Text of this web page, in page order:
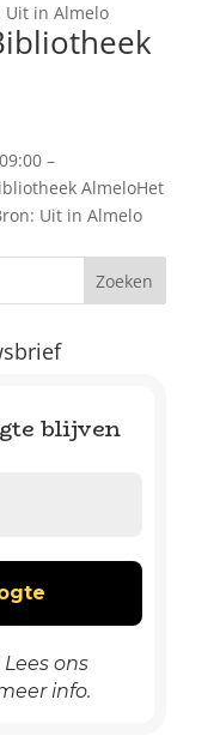
Uit in Almelo
–
AlmeloHet
Uit in Almelo
blijven
ons
info.